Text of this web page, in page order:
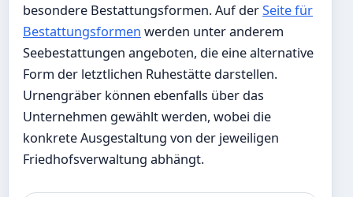
besondere Bestattungsformen. Auf derSeite für
Bestattungsformen werden unter anderem
Seebestattungen angeboten, die eine alternative
Form der letztlichen Ruhestätte darstellen.
Urnengräber können ebenfalls über das
Unternehmen gewählt werden, wobei die
konkrete Ausgestaltung von der jeweiligen
Friedhofsverwaltung abhängt.